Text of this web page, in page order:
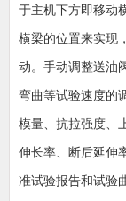
于主机下方即移动
横梁的位置来实现
动。手动调整送油
弯曲等试验速度的
模量、抗拉强度、
伸长率、断后延伸
准试验报告和试验